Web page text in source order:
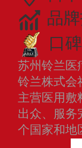
品
口
苏州铃兰医
铃兰株式会
主营医用敷
出众、服务
个国家和地